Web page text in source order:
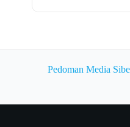
Pedoman Media